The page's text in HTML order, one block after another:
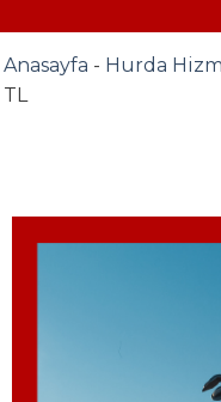
Anasayfa - Hurda
TL